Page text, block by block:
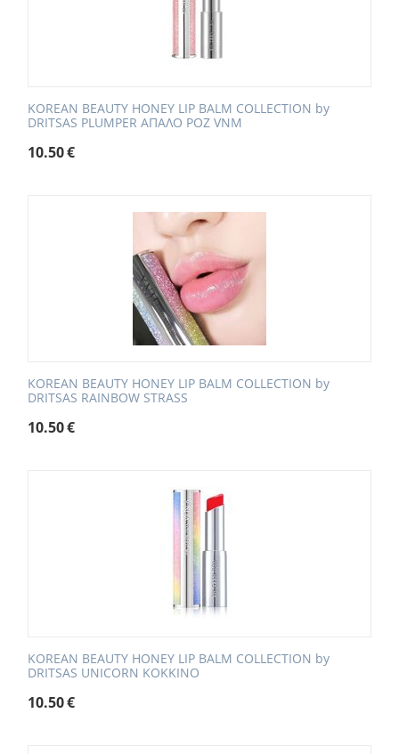
KOREAN BEAUTY HONEY LIP BALM COLLECTION by
DRITSAS PLUMPER ΑΠΑΛΟ ΡΟΖ VNM
10.50€
KOREAN BEAUTY HONEY LIP BALM COLLECTION by
DRITSAS RAINBOW STRASS
10.50€
KOREAN BEAUTY HONEY LIP BALM COLLECTION by
DRITSAS UNICORN ΚΟΚΚΙΝΟ
10.50€